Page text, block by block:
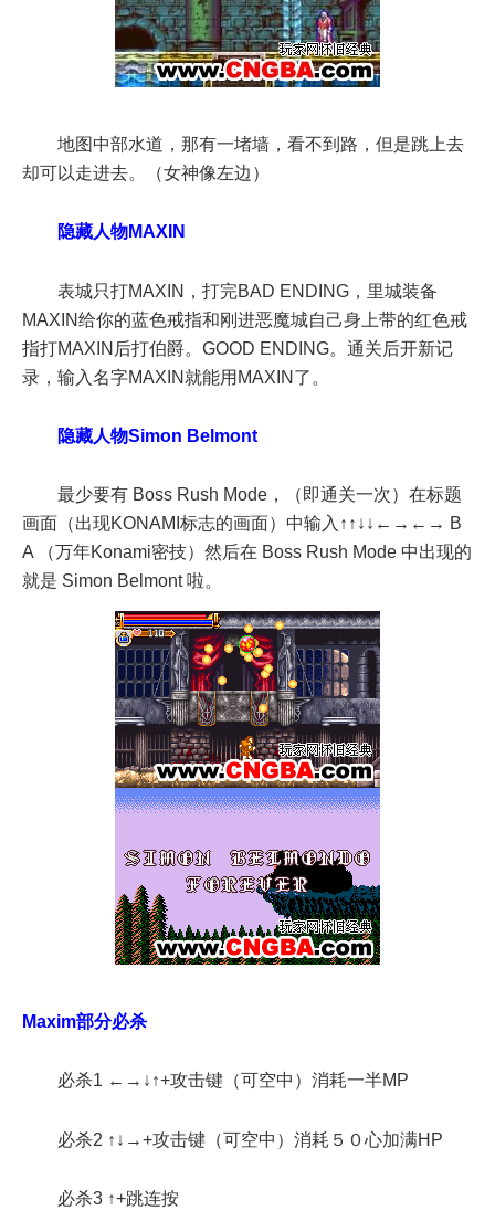
地图中部水道，那有一堵墙，看不到路，但是跳上去
却可以走进去。（女神像左边）
隐藏人物MAXIN
表城只打MAXIN，打完BAD ENDING，里城装备
MAXIN给你的蓝色戒指和刚进恶魔城自己身上带的红色戒
指打MAXIN后打伯爵。GOOD ENDING。通关后开新记
录，输入名字MAXIN就能用MAXIN了。
隐藏人物Simon Belmont
最少要有 Boss Rush Mode，（即通关一次）在标题
画面（出现KONAMI标志的画面）中输入↑↑↓↓←→←→ B
A （万年Konami密技）然后在 Boss Rush Mode 中出现的
就是 Simon Belmont 啦。
Maxim部分必杀
必杀1 ←→↓↑+攻击键（可空中）消耗一半MP
必杀2 ↑↓→+攻击键（可空中）消耗５０心加满HP
必杀3 ↑+跳连按